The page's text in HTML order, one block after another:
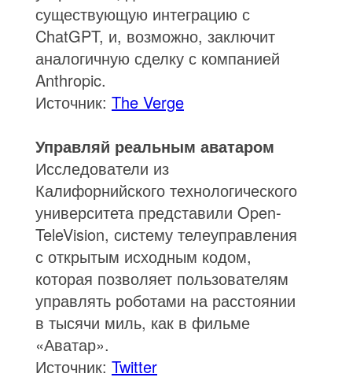
существующую интеграцию с
ChatGPT, и, возможно, заключит
аналогичную сделку с компанией
Anthropic.
Источник: The Verge
Управляй реальным аватаром
Исследователи из
Калифорнийского технологического
университета представили Open-
TeleVision, систему телеуправления
с открытым исходным кодом,
которая позволяет пользователям
управлять роботами на расстоянии
в тысячи миль, как в фильме
«Аватар».
Источник: Twitter